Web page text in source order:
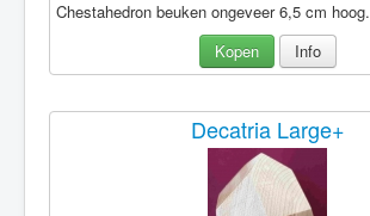
Chestahedron beuken ongeveer 6,5 cm hoog.
Kopen
Info
Decatria Large+